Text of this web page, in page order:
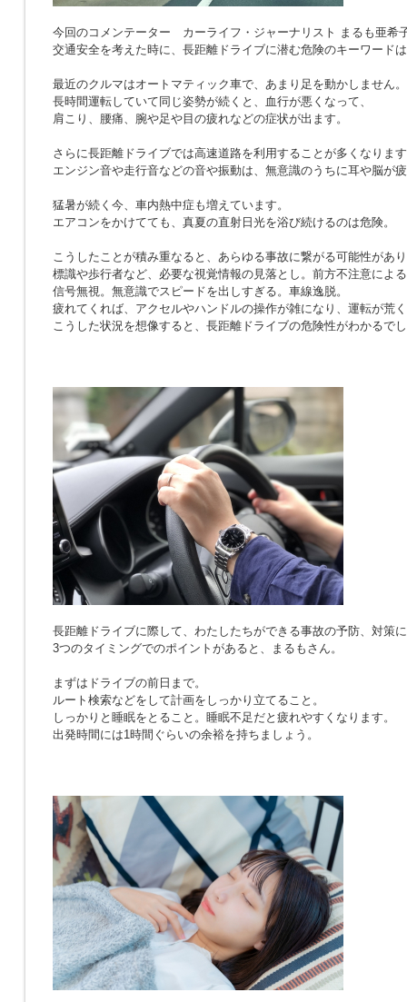
今回のコメンテーター カーライフ・ジャーナリスト まるも亜希
交通安全を考えた時に、長距離ドライブに潜む危険のキーワード
最近のクルマはオートマティック車で、あまり足を動かしません。
長時間運転していて同じ姿勢が続くと、血行が悪くなって、
肩こり、腰痛、腕や足や目の疲れなどの症状が出ます。
さらに長距離ドライブでは高速道路を利用することが多くなりま
エンジン音や走行音などの音や振動は、無意識のうちに耳や脳が
猛暑が続く今、車内熱中症も増えています。
エアコンをかけてても、真夏の直射日光を浴び続けるのは危険。
こうしたことが積み重なると、あらゆる事故に繋がる可能性があ
標識や歩行者など、必要な視覚情報の見落とし。前方不注意によ
信号無視。無意識でスピードを出しすぎる。車線逸脱。
疲れてくれば、アクセルやハンドルの操作が雑になり、運転が荒
こうした状況を想像すると、長距離ドライブの危険性がわかるで
長距離ドライブに際して、わたしたちができる事故の予防、対策
3つのタイミングでのポイントがあると、まるもさん。
まずはドライブの前日まで。
ルート検索などをして計画をしっかり立てること。
しっかりと睡眠をとること。睡眠不足だと疲れやすくなります。
出発時間には1時間ぐらいの余裕を持ちましょう。